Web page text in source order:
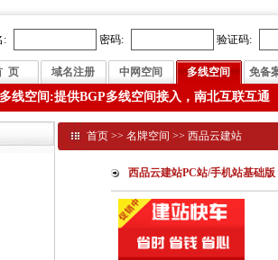
: 密码: 验证码:
页 域名注册 中网空间 多线空间 免备
多线空间:提供BGP多线空间接入，南北互联互通
首页 >>名牌空间 >>西品云建站
西品云建站PC站/手机站基础版